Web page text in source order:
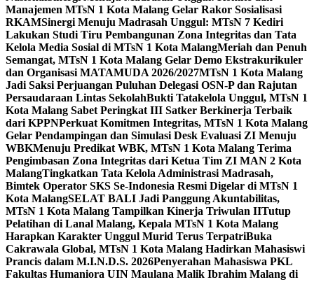
Manajemen MTsN 1 Kota Malang Gelar Rakor Sosialisasi
RKAMSinergi Menuju Madrasah Unggul: MTsN 7 Kediri
Lakukan Studi Tiru Pembangunan Zona Integritas dan Tata
Kelola Media Sosial di MTsN 1 Kota MalangMeriah dan Penuh
Semangat, MTsN 1 Kota Malang Gelar Demo Ekstrakurikuler
dan Organisasi MATAMUDA 2026/2027MTsN 1 Kota Malang
Jadi Saksi Perjuangan Puluhan Delegasi OSN-P dan Rajutan
Persaudaraan Lintas SekolahBukti Tatakelola Unggul, MTsN 1
Kota Malang Sabet Peringkat III Satker Berkinerja Terbaik
dari KPPNPerkuat Komitmen Integritas, MTsN 1 Kota Malang
Gelar Pendampingan dan Simulasi Desk Evaluasi ZI Menuju
WBKMenuju Predikat WBK, MTsN 1 Kota Malang Terima
Pengimbasan Zona Integritas dari Ketua Tim ZI MAN 2 Kota
MalangTingkatkan Tata Kelola Administrasi Madrasah,
Bimtek Operator SKS Se-Indonesia Resmi Digelar di MTsN 1
Kota MalangSELAT BALI Jadi Panggung Akuntabilitas,
MTsN 1 Kota Malang Tampilkan Kinerja Triwulan IITutup
Pelatihan di Lanal Malang, Kepala MTsN 1 Kota Malang
Harapkan Karakter Unggul Murid Terus TerpatriBuka
Cakrawala Global, MTsN 1 Kota Malang Hadirkan Mahasiswi
Prancis dalam M.I.N.D.S. 2026Penyerahan Mahasiswa PKL
Fakultas Humaniora UIN Maulana Malik Ibrahim Malang di